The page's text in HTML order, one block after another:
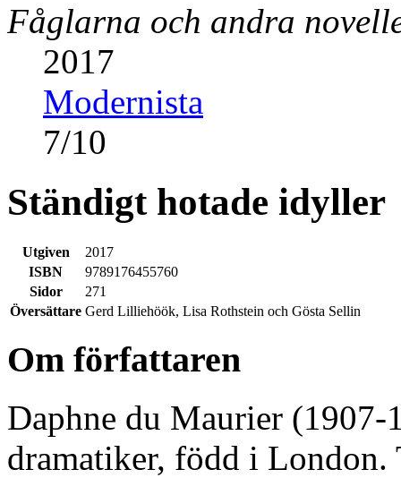
Fåglarna och andra
2017
Modernista
7/10
Ständigt hotade idyller
Utgiven
2017
ISBN
9789176455760
Sidor
271
Översättare Gerd Lilliehöök, Lisa Rothstein och Gösta Sellin
Om författaren
Daphne du Maurier
dramatiker, född i London.